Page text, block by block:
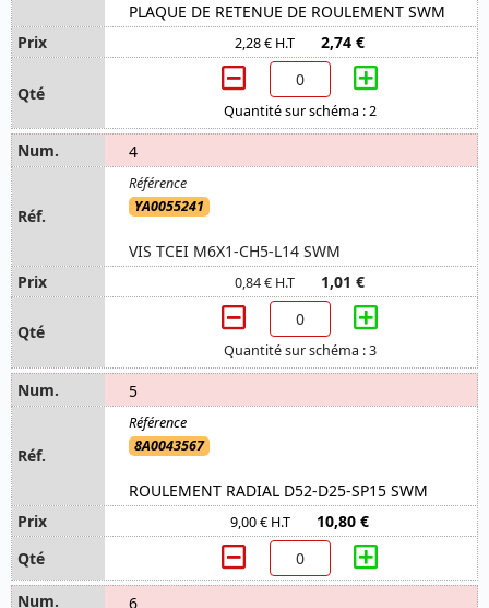
PLAQUE DE RETENUE DE ROULEMENT SWM
2,28 € H.T 2,74 €
Quantité sur schéma : 2
4
YA0055241
VIS TCEI M6X1-CH5-L14 SWM
0,84 € H.T 1,01 €
Quantité sur schéma : 3
5
8A0043567
ROULEMENT RADIAL D52-D25-SP15 SWM
9,00 € H.T 10,80 €
6